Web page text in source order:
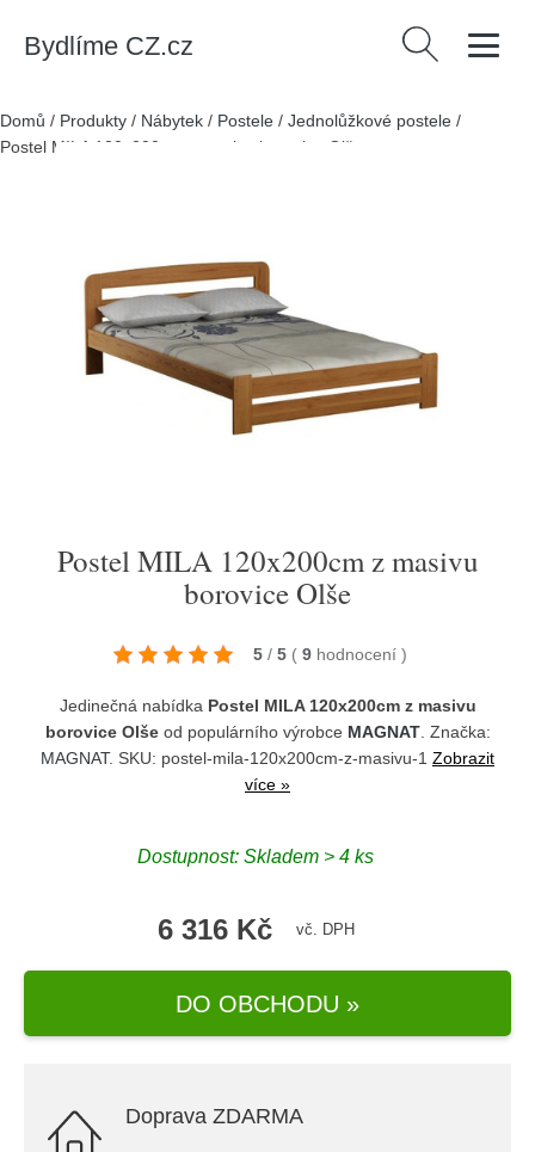
Bydlíme CZ.cz Vyhledávání
Domů / Produkty / Nábytek / Postele / Jednolůžkové postele /
Postel MILA 120x200cm z masivu borovice Olše
Postel MILA 120x200cm z masivu
borovice Olše
5 / 5 ( 9 hodnocení )
Jedinečná nabídka Postel MILA 120x200cm z masivu
borovice Olšeod populárního výrobce MAGNAT. Značka:
MAGNAT. SKU: postel-mila-120x200cm-z-masivu-1 Zobrazit
více »
Dostupnost: Skladem > 4 ks
6 316 Kč vč. DPH
DO OBCHODU »
Doprava ZDARMA